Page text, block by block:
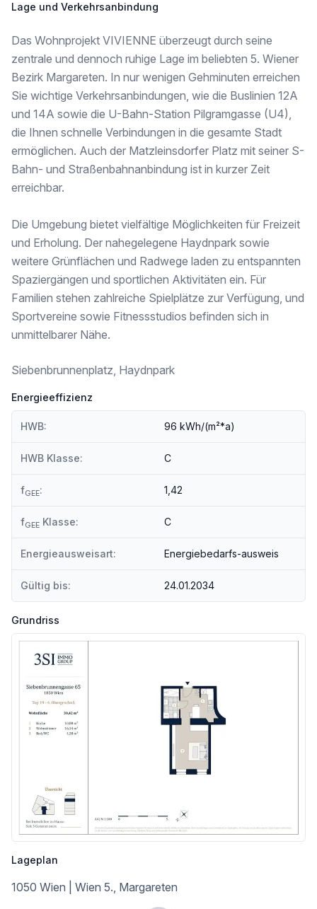
Arzt <250m
Klinik <1.000m
Krankenhaus <1.000m
Kinder & Schulen
Schule <250m
Kindergarten <250m
Universität <1.000m
Höhere Schule <1.000m
Nahversorgung
Supermarkt <250m
Sonstige
Geldautomat <250m
Bank <250m
Post <500m
Polizei <750m
Verkehr
Bus <250m
Straßenbahn <500m
Autobahnanschluss <3.500m
Angaben Entfernung Luftlinie / Quelle: OpenStreetMap
Lage und Verkehrsanbindung
Das Wohnprojekt VIVIENNE überzeugt durch seine
zentrale und dennoch ruhige Lage im beliebten 5. Wiener
Bezirk Margareten. In nur wenigen Gehminuten erreichen
Sie wichtige Verkehrsanbindungen, wie die Buslinien 12A
und 14A sowie die U-Bahn-Station Pilgramgasse (U4),
die Ihnen schnelle Verbindungen in die gesamte Stadt
ermöglichen. Auch der Matzleinsdorfer Platz mit seiner S-
Bahn- und Straßenbahnanbindung ist in kurzer Zeit
erreichbar.
Die Umgebung bietet vielfältige Möglichkeiten für Freizeit
und Erholung. Der nahegelegene Haydnpark sowie
weitere Grünflächen und Radwege laden zu entspannten
Spaziergängen und sportlichen Aktivitäten ein. Für
Familien stehen zahlreiche Spielplätze zur Verfügung, und
Sportvereine sowie Fitnessstudios befinden sich in
unmittelbarer Nähe.
Siebenbrunnenplatz, Haydnpark
Energieeffizienz
HWB: 96 kWh/(m²*a)
HWB Klasse: C
fGEE: 1,42
fGEE Klasse: C
Energieausweisart: Energiebedarfs-ausweis
Gültig bis: 24.01.2034
Grundriss
Lageplan
1050 Wien | Wien 5., Margareten